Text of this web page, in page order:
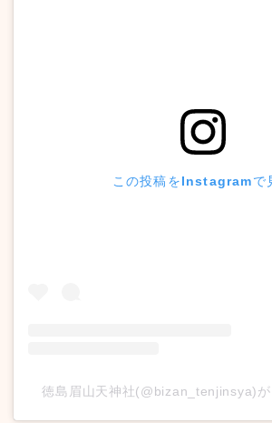
この投稿をInstagramで
徳島眉山天神社(@bizan_tenjinsya)が